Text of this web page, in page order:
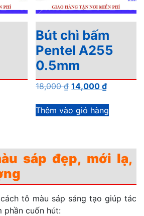
Bút chì bấm
Pentel A255
0.5mm
18,000₫ Giá
là:
14,000₫Giá
tại
Thêm vào giỏ hàng
sáp đẹp, mới lạ,
tô màu sáp sáng tạo giúp tác
phần cuốn hút: